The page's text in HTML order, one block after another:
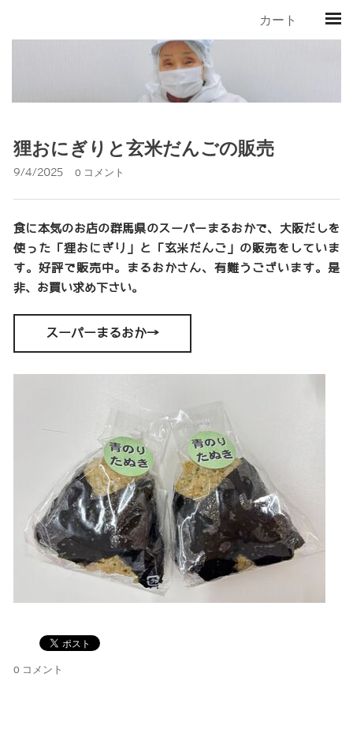
カート
狸おにぎりと玄米だんごの販売
9/4/2025 0 コメント
食に本気のお店の群馬県のスーパーまるおかで、大阪だしを
使った「狸おにぎり」と「玄米だんご」の販売をしていま
す。好評で販売中。まるおかさん、有難うございます。是
非、お買い求め下さい。
スーパーまるおか→
0 コメント